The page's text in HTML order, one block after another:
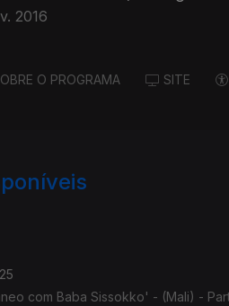
2016
O PROGRAMA SITE
com Baba Sissokko' - (Mali) -